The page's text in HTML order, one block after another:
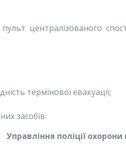
централізованого
термінової евакуації;
засобів.
Управління поліції охорони